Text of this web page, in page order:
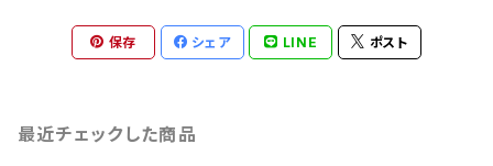
保存 シェア LINE ポスト
最近チェックした商品